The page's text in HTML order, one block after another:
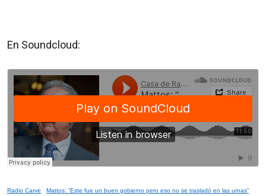
En Soundcloud:
Radio Carve · Mattos: “Este fue un buen gobierno pero eso no se trasladó en las urnas”